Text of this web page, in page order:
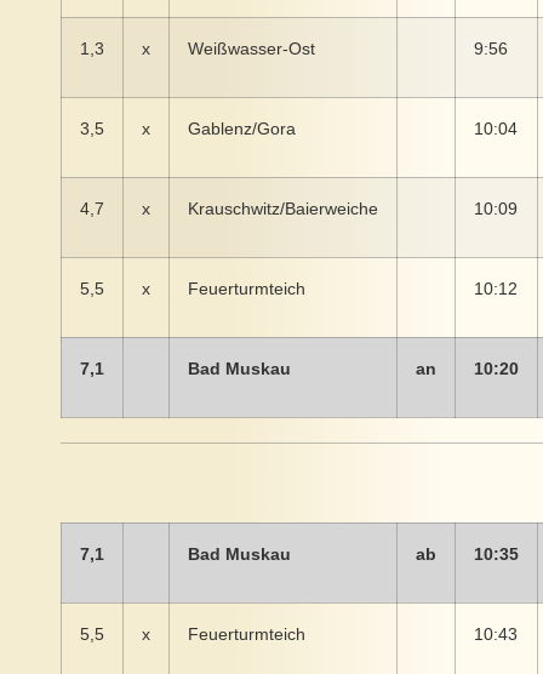
1,3 x Weißwasser-Ost 9:56
3,5 x Gablenz/Gora 10:04
4,7 x Krauschwitz/Baierweiche 10:09
5,5 x Feuerturmteich 10:12
7,1 Bad Muskau an 10:20
7,1 Bad Muskau ab 10:35
5,5 x Feuerturmteich 10:43